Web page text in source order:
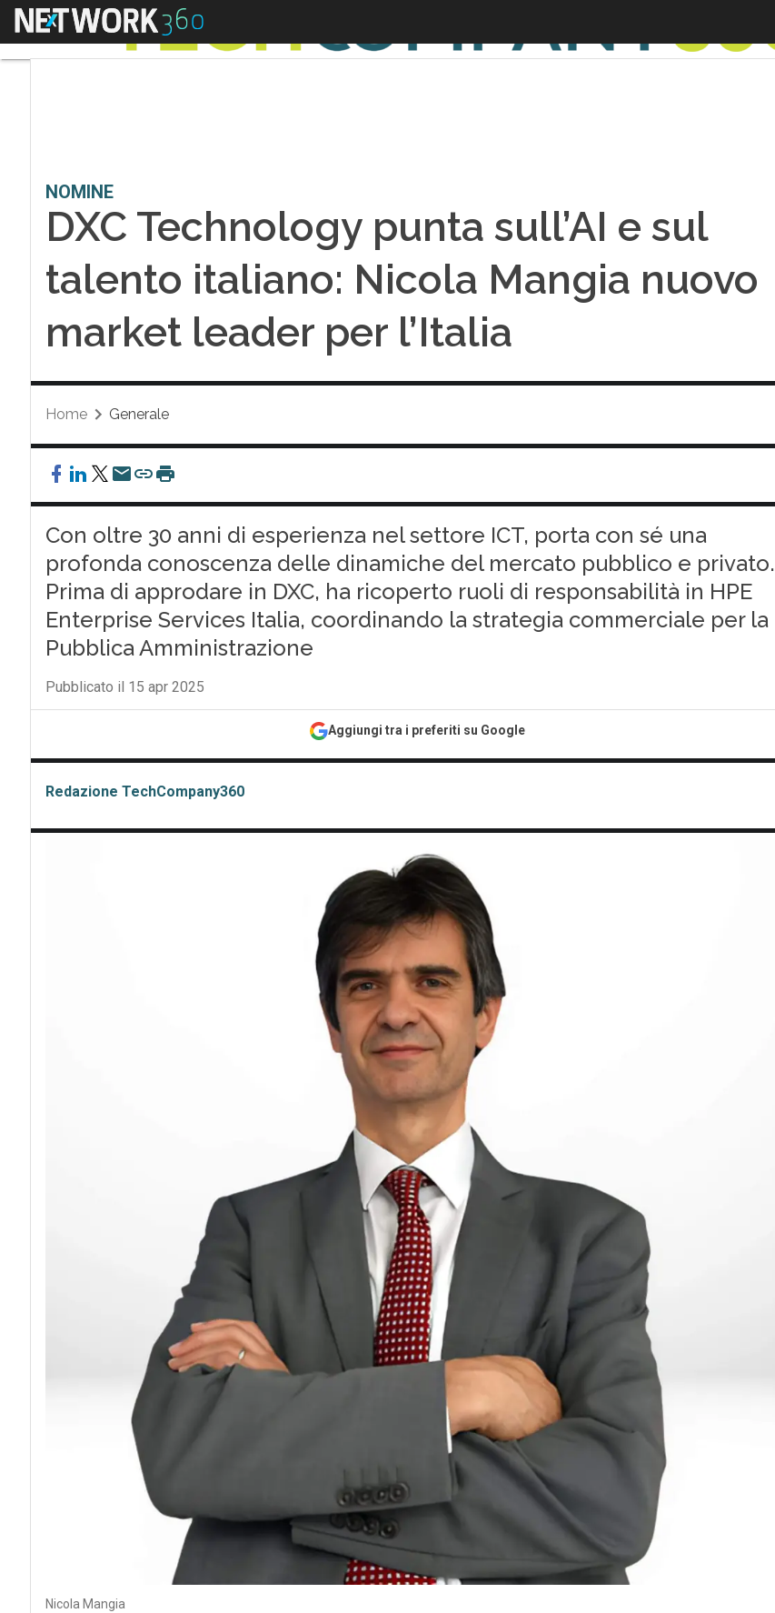
Menu
NOMINE
DXC Technology punta sull’AI e sul
talento italiano: Nicola Mangia nuovo
market leader per l’Italia
Home Generale
Con oltre 30 anni di esperienza nel settore ICT, porta con sé una
profonda conoscenza delle dinamiche del mercato pubblico e privato.
Prima di approdare in DXC, ha ricoperto ruoli di responsabilità in HPE
Enterprise Services Italia, coordinando la strategia commerciale per la
Pubblica Amministrazione
Pubblicato il 15 apr 2025
Aggiungi tra i preferiti su Google
Redazione TechCompany360
Nicola Mangia